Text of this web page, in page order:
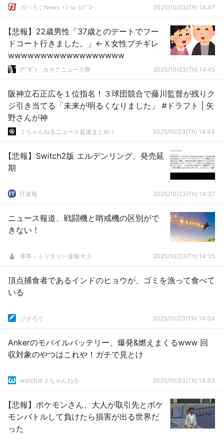
ガハろぐNewsヽ(･ω･)/ｽﾞｺｰ 2025/10/23(Th) 14:47
【悲報】22歳男性「37歳とのデートでフー
ドコート行きました。」←Ｘ女性ブチギレ
wwwwwwwwwwwwwwwwww
(*ﾟ∀ﾟ)ゞカガクニュース隊 2025/10/23(Th) 14:45
阪神立石正広を１位指名！３球団競合で藤川監督が残りク
ジ引き当てる「未来が明るくなりました」 #ドラフト | 矢
野さんが神
２ちゃんねるニュース超速まとめ＋ 2025/10/23(Th) 14:44
【悲報】Switch2版 エルデンリング、発売延
期
IT速報 2025/10/23(Th) 14:37
ニュース報道、戦闘機と哨戒機の区別がで
きない！
軍事・ミリタリー速報☆彡 2025/10/23(Th) 14:35
頂点捕食者であるインドのヒョウが、ゴミを漁って食べて
いる
ジオろぐ 2025/10/23(Th) 14:34
Ankerのモバイルバッテリー、爆発&燃えまくるwww 回
収対象のやつはこれや！ガチで見とけ
watch＠２ちゃんねる 2025/10/23(Th) 14:33
【悲報】ポケモンさん、大人が取引先とポケ
モンバトルして負けたら損害が出る世界だ
った